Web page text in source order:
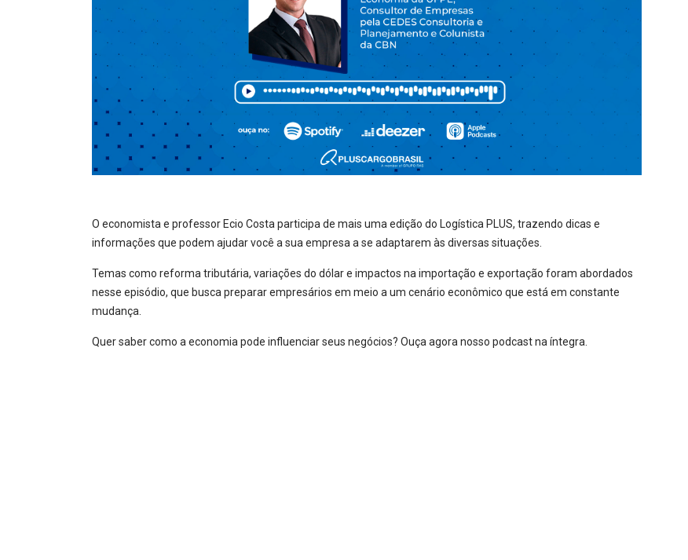
O economista e professor Ecio Costa participa de mais uma edição do Logística PLUS, trazendo dicas e
informações que podem ajudar você a sua empresa a se adaptarem às diversas situações.
Temas como reforma tributária, variações do dólar e impactos na importação e exportação foram abordados
nesse episódio, que busca preparar empresários em meio a um cenário econômico que está em constante
mudança.
Quer saber como a economia pode influenciar seus negócios? Ouça agora nosso podcast na íntegra.